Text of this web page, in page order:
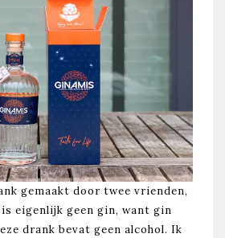
gemaakt door twee vrienden,
eigenlijk geen gin, want gin
drank bevat geen alcohol. Ik